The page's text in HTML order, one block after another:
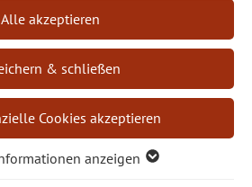
Alle akzeptieren
& schließen
Cookies akzeptieren
anzeigen
“Bibel und Kirche”